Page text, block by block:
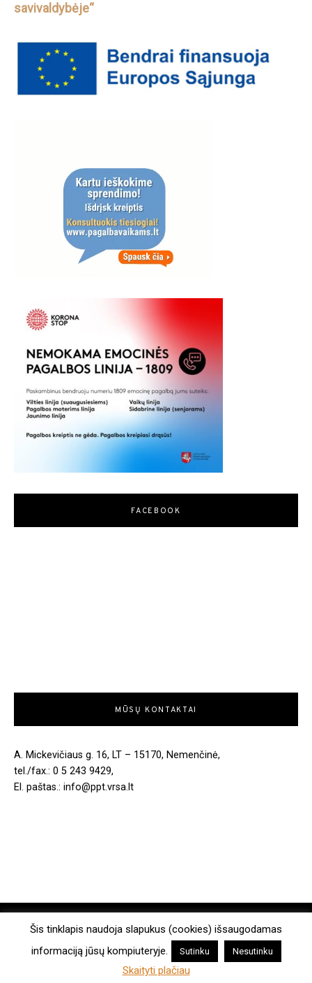
savivaldybėje“
FACEBOOK
MŪSŲ KONTAKTAI
A. Mickevičiaus g. 16, LT – 15170, Nemenčinė,
tel./fax.: 0 5 243 9429,
El. paštas.: info@ppt.vrsa.lt
MADE WITH BY WPLOOK THEMES
Šis tinklapis naudoja slapukus (cookies) išsaugodamas
informaciją jūsų kompiuteryje.
Sutinku Nesutinku
Skaityti plačiau